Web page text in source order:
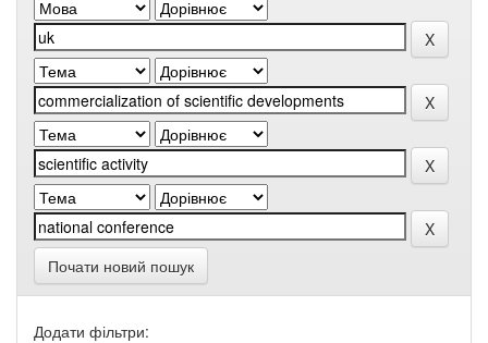
Почати новий пошук
Додати фільтри: